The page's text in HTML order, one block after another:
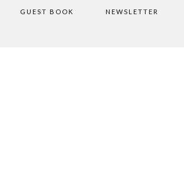
GUEST BOOK NEWSLETTER